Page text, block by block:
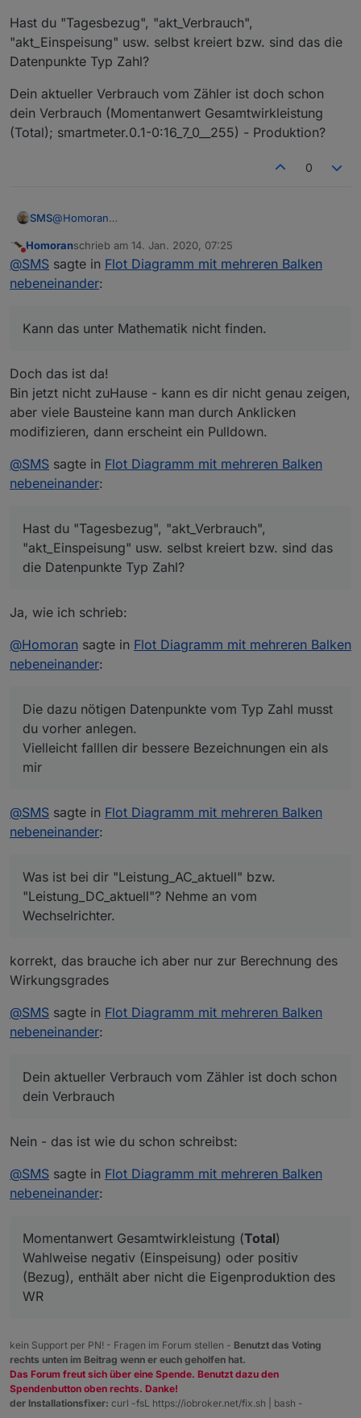
Hast du "Tagesbezug", "akt_Verbrauch",
"akt_Einspeisung" usw. selbst kreiert bzw. sind das die
Datenpunkte Typ Zahl?
Dein aktueller Verbrauch vom Zähler ist doch schon
dein Verbrauch (Momentanwert Gesamtwirkleistung
(Total); smartmeter.0.1-0:16_7_0__255) - Produktion?
0
SMS@Homoran
das unter Mathematik nicht finden. :-(
Was ist bei dir "Leistung_AC_aktuell" bzw.
"Leistung_DC_aktuell"? Nehme an vom Wechselrichter. Da
habe ich aber keine DC Werte.
Hast du "Tagesbezug", "akt_Verbrauch",
Verbrauch (Momentanwert Gesamtwirkleistung (Total);
Nicht stören
Homoranschrieb am 14. Jan. 2020, 07:25
zuletzt editiert von
@SMS sagte in Flot Diagramm mit mehreren Balken
nebeneinander:
Kann das unter Mathematik nicht finden.
Doch das ist da!
Bin jetzt nicht zuHause - kann es dir nicht genau zeigen,
aber viele Bausteine kann man durch Anklicken
modifizieren, dann erscheint ein Pulldown.
@SMS sagte in Flot Diagramm mit mehreren Balken
nebeneinander:
Hast du "Tagesbezug", "akt_Verbrauch",
"akt_Einspeisung" usw. selbst kreiert bzw. sind das
die Datenpunkte Typ Zahl?
Ja, wie ich schrieb:
@Homoran sagte in Flot Diagramm mit mehreren Balken
nebeneinander:
Die dazu nötigen Datenpunkte vom Typ Zahl musst
du vorher anlegen.
Vielleicht falllen dir bessere Bezeichnungen ein als
mir
@SMS sagte in Flot Diagramm mit mehreren Balken
nebeneinander:
Was ist bei dir "Leistung_AC_aktuell" bzw.
"Leistung_DC_aktuell"? Nehme an vom
Wechselrichter.
korrekt, das brauche ich aber nur zur Berechnung des
Wirkungsgrades
@SMS sagte in Flot Diagramm mit mehreren Balken
nebeneinander:
Dein aktueller Verbrauch vom Zähler ist doch schon
dein Verbrauch
Nein - das ist wie du schon schreibst:
@SMS sagte in Flot Diagramm mit mehreren Balken
nebeneinander:
Momentanwert Gesamtwirkleistung (Total)
Wahlweise negativ (Einspeisung) oder positiv
(Bezug), enthält aber nicht die Eigenproduktion des
WR
kein Support per PN! - Fragen im Forum stellen - Benutzt das Voting
rechts unten im Beitrag wenn er euch geholfen hat.
Das Forum freut sich über eine Spende. Benutzt dazu den
Spendenbutton oben rechts. Danke!
der Installationsfixer: curl -fsL https://iobroker.net/fix.sh | bash -